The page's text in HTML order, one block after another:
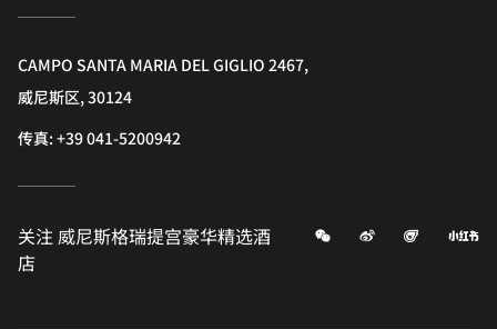
CAMPO SANTA MARIA DEL GIGLIO 2467,
威尼斯区, 30124
传真:+39 041-5200942
关注 威尼斯格瑞提宫豪华精选酒
店
微信 微博 飞猪